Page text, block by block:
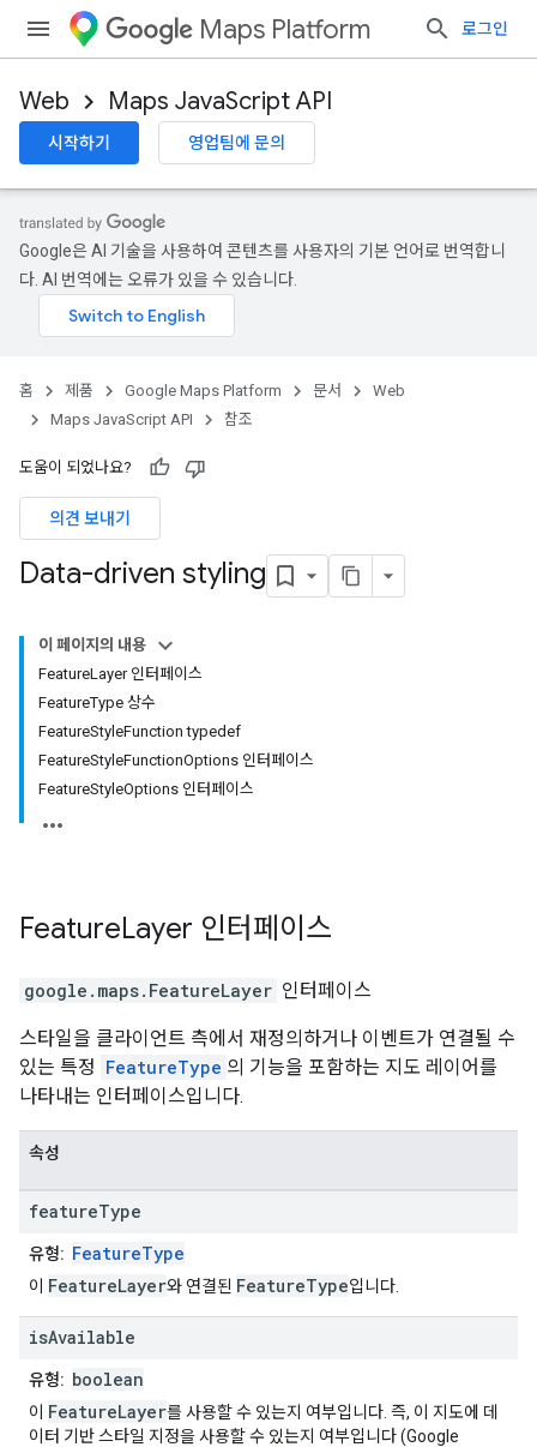
Maps Platform 로그인
Web Maps JavaScript API
시작하기 영업팀에 문의
Google은 AI 기술을 사용하여 콘텐츠를 사용자의 기본 언어로 번역합니
다. AI 번역에는 오류가 있을 수 있습니다.
홈 제품 Google Maps Platform 문서
Web
Maps JavaScript API
참조
도움이 되었나요?
의견 보내기
Data-driven styling
이 페이지의 내용
FeatureLayer 인터페이스
FeatureType 상수
FeatureStyleFunction typedef
FeatureStyleFunctionOptions 인터페이스
FeatureStyleOptions 인터페이스
FeatureLayer 인터페이스
google.maps. FeatureLayer 인터페이스
스타일을 클라이언트 측에서 재정의하거나 이벤트가 연결될 수
있는 특정 FeatureType 의 기능을 포함하는 지도 레이어를
나타내는 인터페이스입니다.
속성
featureType
유형: FeatureType
이 FeatureLayer와 연결된 FeatureType입니다.
isAvailable
유형: boolean
이 FeatureLayer를 사용할 수 있는지 여부입니다. 즉, 이 지도에 데
이터 기반 스타일 지정을 사용할 수 있는지 여부입니다 (Google